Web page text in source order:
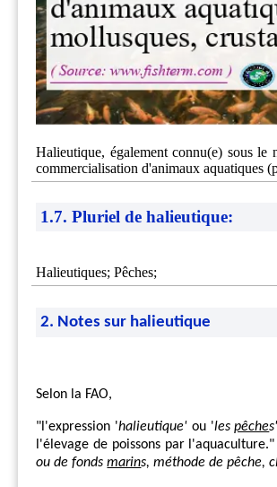
Halieutique, également connu(e) sous
commercialisation d'animaux aquatiques
1.7. Pluriel de halieutique:
Halieutiques; Pêches;
2. Notes sur halieutique
Selon la FAO,
"l'expression 'halieutique' ou 'lespêche
l'élevage de poissons par
ou de fondsmarins, méthode de pêche,